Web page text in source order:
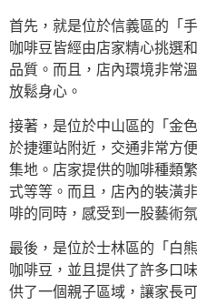
首先，就是位於信義區的「
咖啡豆皆經由店家精心挑選
品質。而且，店內環境非常
放鬆身心。
接著，是位於中山區的「金
於捷運站附近，交通非常方
集地。店家提供的咖啡種類
式等等。而且，店內的裝潢
啡的同時，感受到一股藝術氛
最後，是位於士林區的「白
咖啡豆，並且提供了許多口
供了一個親子區域，讓家長